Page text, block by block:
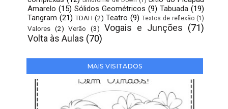
Amarelo (15) Sólidos Geométricos (9) Tabuada (19)
Tangram (21) TDAH (2) Teatro (9) Textos de reflexão (1)
Valores (2) Verão (3) Vogais e Junções (71)
Volta às Aulas (70)
MAIS VISITADOS